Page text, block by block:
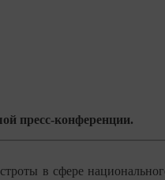
пресс-конференции.
в сфере